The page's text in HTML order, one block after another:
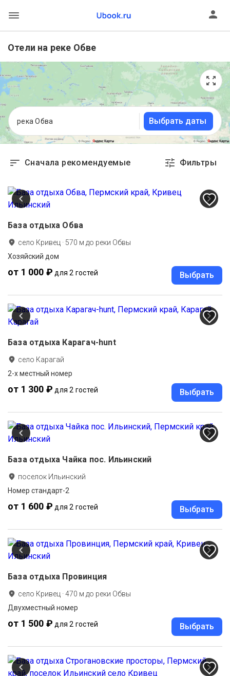
Отели на реке Обве
река Обва Выбрать даты
Сначала рекомендуемые Фильтры
База отдыха Обва
село Кривец · 570 м до реки Обвы
Хозяйский дом
от 1 000 ₽ для 2 гостей Выбрать
База отдыха Карагач-hunt
село Карагай
2-х местный номер
от 1 300 ₽ для 2 гостей Выбрать
База отдыха Чайка пос. Ильинский
поселок Ильинский
Номер стандарт-2
от 1 600 ₽ для 2 гостей Выбрать
База отдыха Провинция
село Кривец ·470 м до реки Обвы
Двухместный номер
от 1 500 ₽ для 2 гостей Выбрать